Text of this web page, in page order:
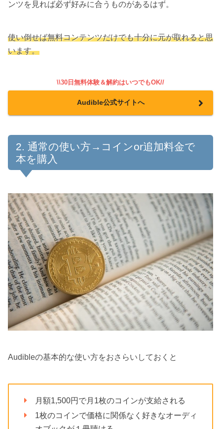
ンツを見れば必ず好みに合うものがあるはず。
使い倒せば無料コンテンツだけでも十分に元が取れると思
います。
\\30日無料体験＆解約はいつでもOK//
Audible公式サイトへ
通常の使い方→コインor追加料金で
本を購入
Audibleの基本的な使い方をおさらいしておくと
月額1,500円で月1枚のコインが支給される
1枚のコインで価格に関係なく好きなオーディ